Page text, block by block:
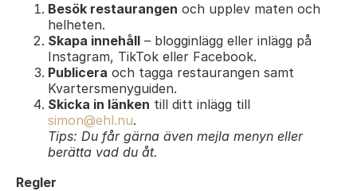
Besök restaurangen och upplev maten och
helheten.
Skapa innehåll – blogginlägg eller inlägg på
Instagram, TikTok eller Facebook.
Publicera och tagga restaurangen samt
Kvartersmenyguiden.
Skicka in länken till ditt inlägg till
simon@ehl.nu.
Tips: Du får gärna även mejla menyn eller
berätta vad du åt.
Regler